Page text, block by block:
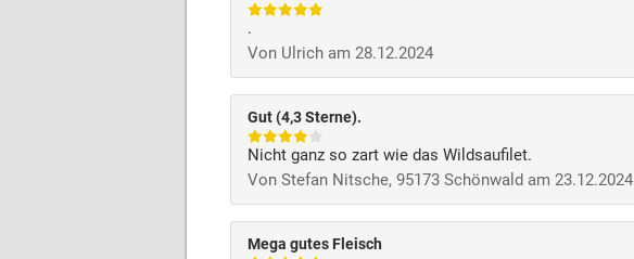
.
Von Ulrich am 28.12.2024
Gut (4,3 Sterne).
Nicht ganz so zart wie das Wildsaufilet.
Von Stefan Nitsche, 95173 Schönwald am 23.12.2024
Mega gutes Fleisch